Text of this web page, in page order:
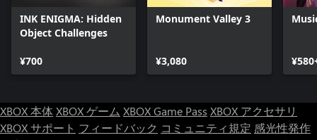
INK ENIGMA: Hidden
Object Challenges
¥700
Monument Valley 3
¥3,080
XBOX 本体XBOX ゲーム XBOX Game Pass XBOX アクセサリ
XBOX サポート フィードバック コミュニティ規定 感光性発作